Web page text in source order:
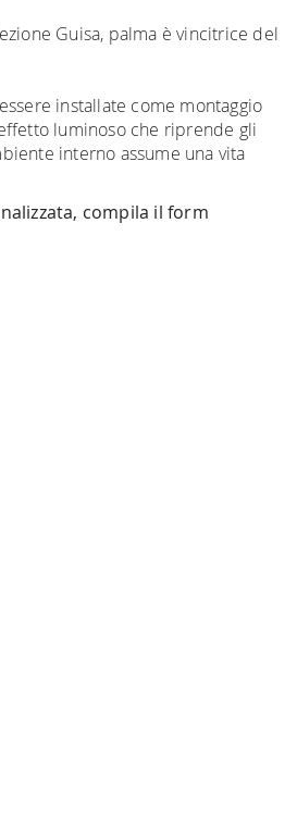
Guisa, palma è vincitrice del
installate come montaggio
luminoso che riprende gli
interno assume una vita
compila il form